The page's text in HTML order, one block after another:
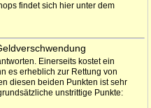
findet sich hier unter dem
Einerseits kostet ein
es erheblich zur Rettung von
diesen beiden Punkten ist sehr
unstrittige Punkte: